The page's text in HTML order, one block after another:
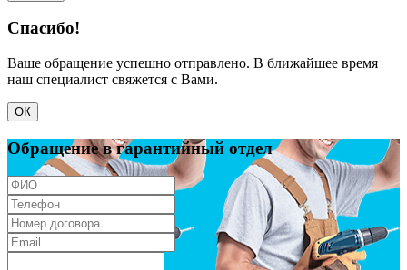
Спасибо!
Ваше обращение успешно отправлено. В ближайшее время
наш специалист свяжется с Вами.
ОК
Обращение в гарантийный отдел